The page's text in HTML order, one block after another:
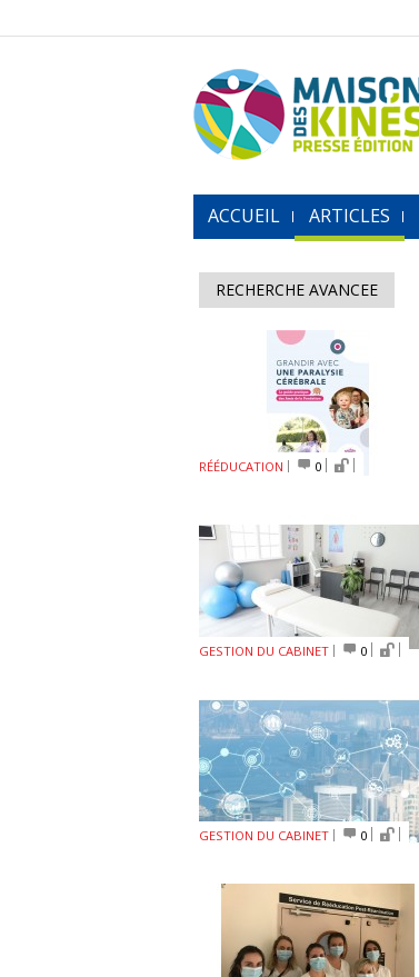
ACCUEIL ARTICLES
RECHERCHE AVANCEE
RÉÉDUCATION 0
GESTION DU CABINET 0
GESTION DU CABINET 0